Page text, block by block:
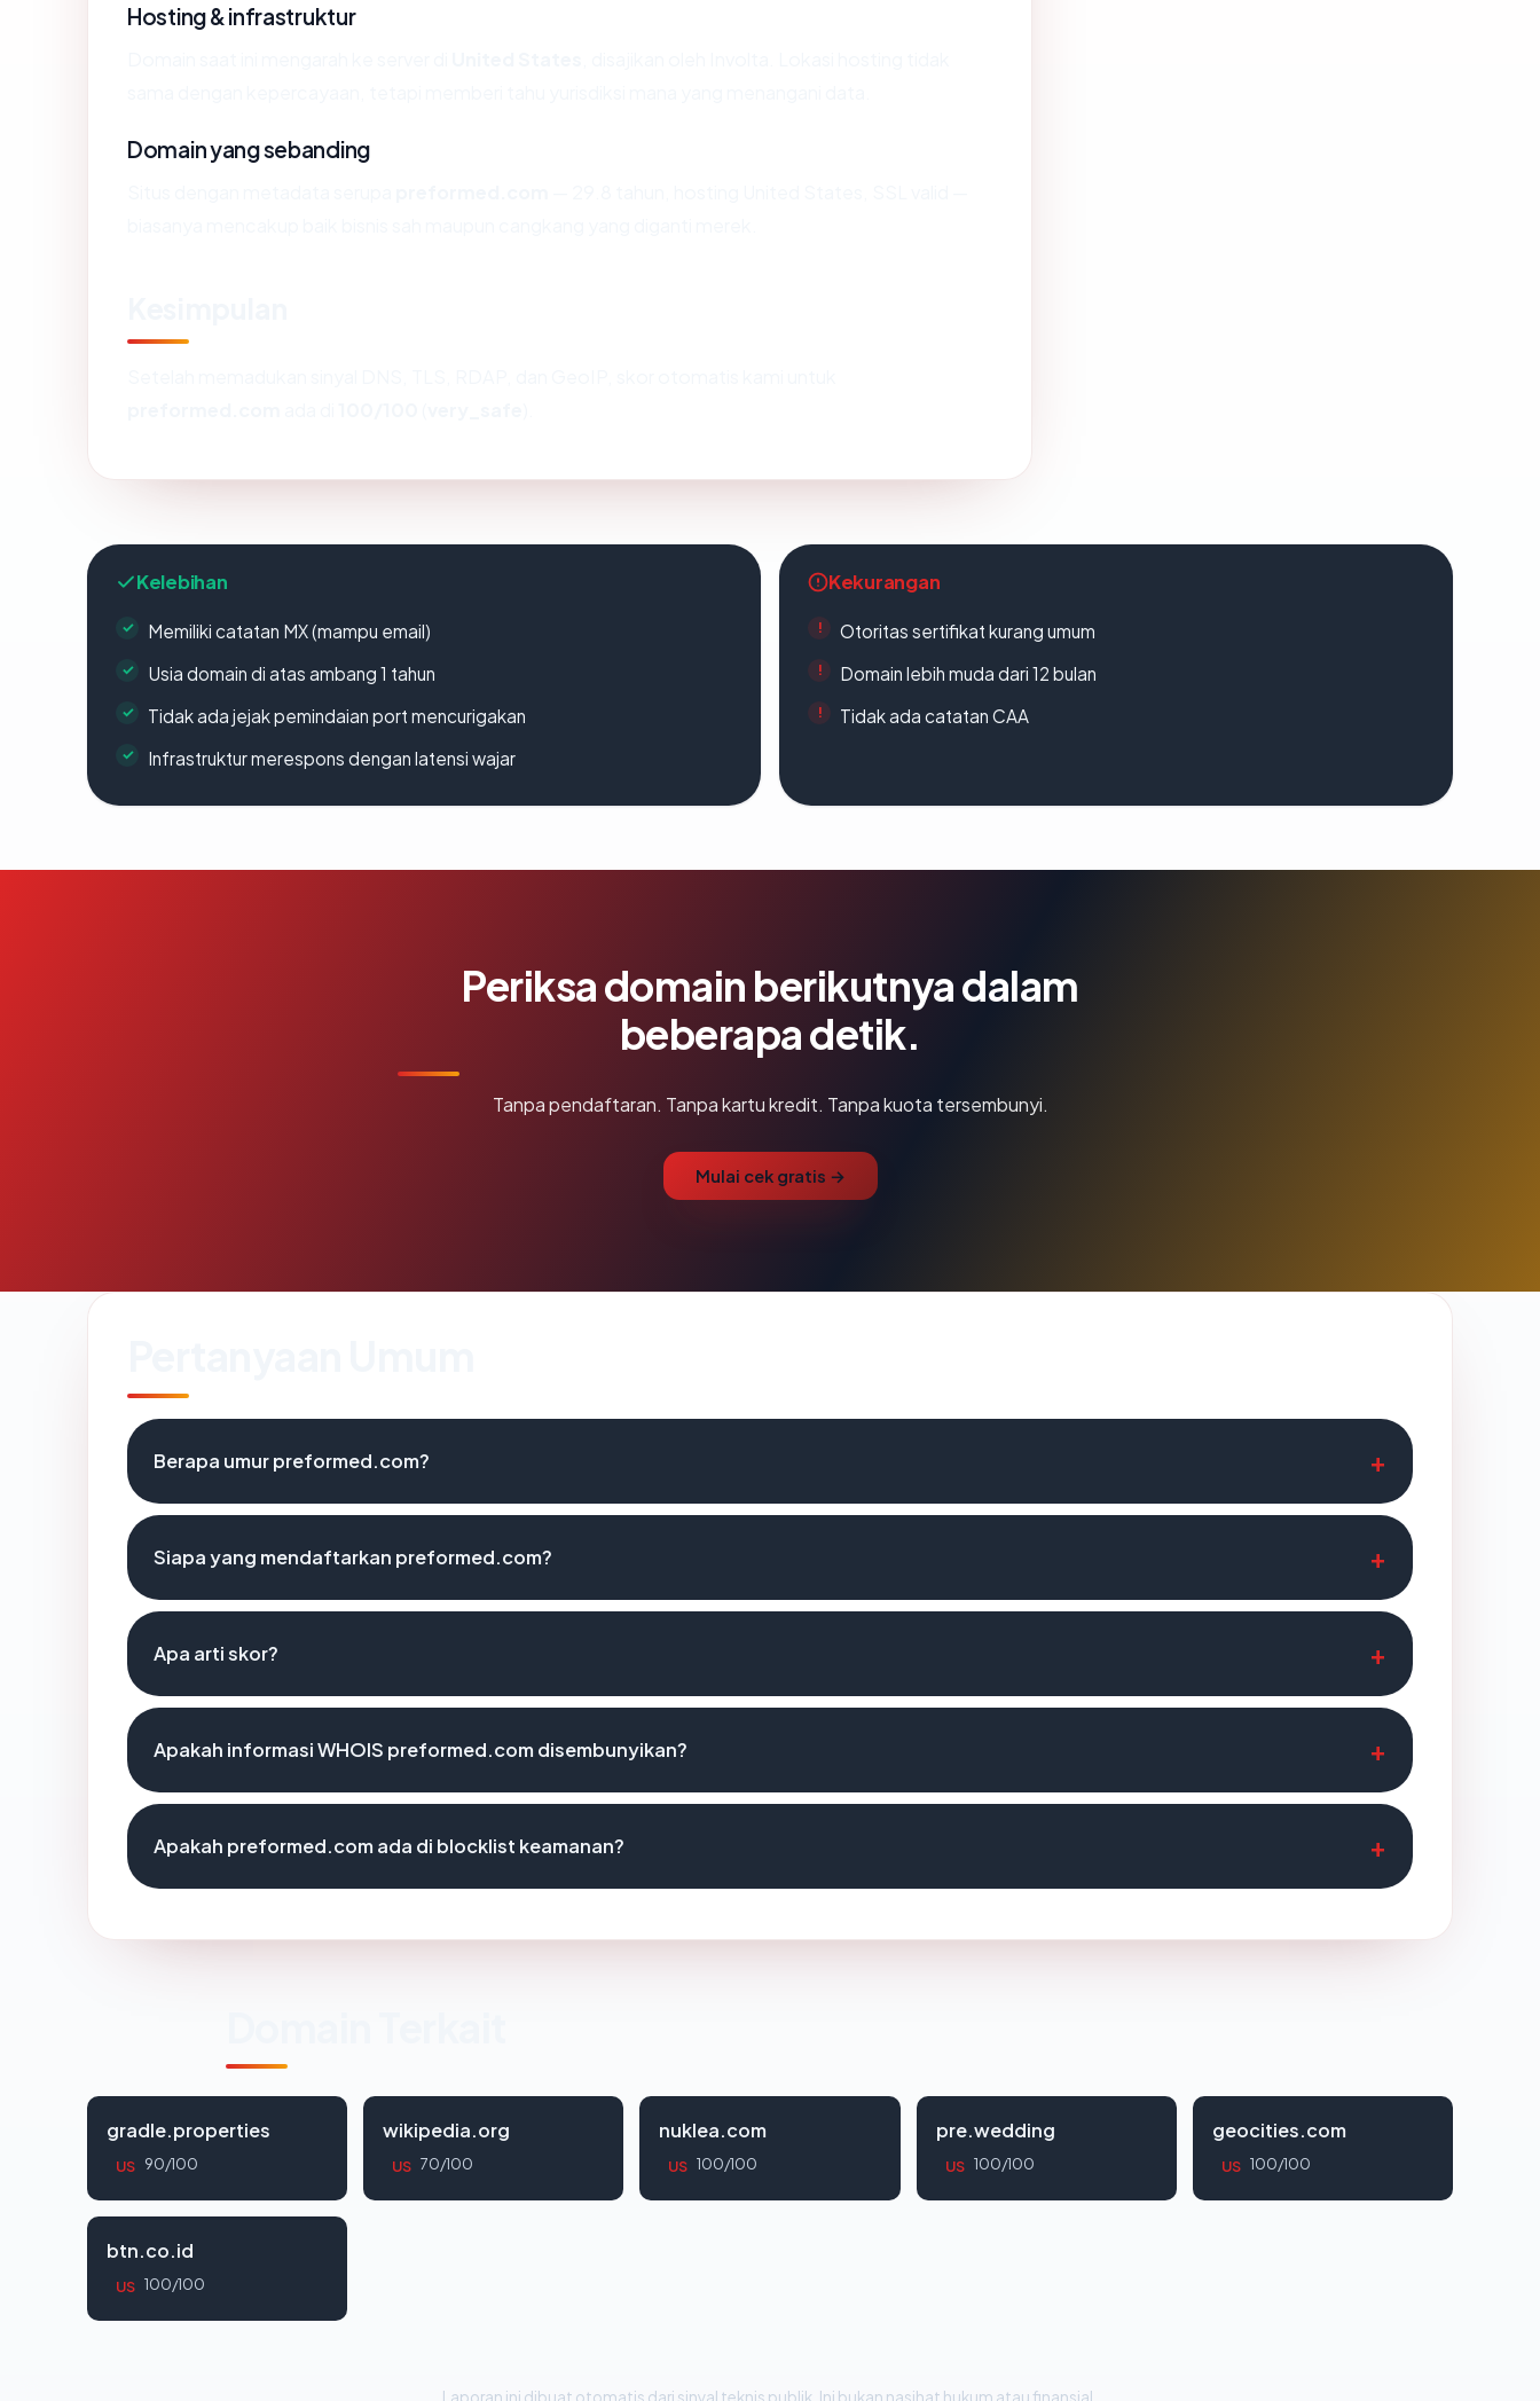
Hosting & infrastruktur
Domain yang sebanding
Kelebihan
Memiliki catatan MX (mampu email)
Usia domain di atas ambang 1 tahun
Tidak ada jejak pemindaian port mencurigakan
Infrastruktur merespons dengan latensi wajar
Kekurangan
Otoritas sertifikat kurang umum
Domain lebih muda dari 12 bulan
Tidak ada catatan CAA
Periksa domain berikutnya dalam
beberapa detik.
Tanpa pendaftaran. Tanpa kartu kredit. Tanpa kuota tersembunyi.
Mulai cek gratis →
Berapa umur preformed.com?
Siapa yang mendaftarkan preformed.com?
Apa arti skor?
Apakah informasi WHOIS preformed.com disembunyikan?
Apakah preformed.com ada di blocklist keamanan?
gradle.properties
US 90/100
wikipedia.org
US 70/100
nuklea.com
US 100/100
pre.wedding
US 100/100
geocities.com
US 100/100
btn.co.id
US 100/100
Laporan ini dibuat otomatis dari sinyal teknis publik. Ini bukan nasihat hukum atau finansial.